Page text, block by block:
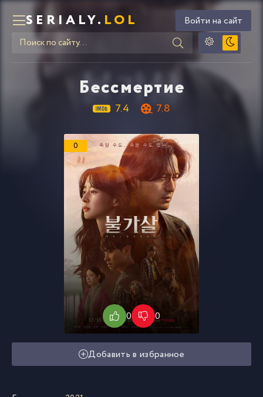
SERIALY. LOL Войти на сайт
Бессмертие
7.4 7.8
0
0 0
Добавить в избранное